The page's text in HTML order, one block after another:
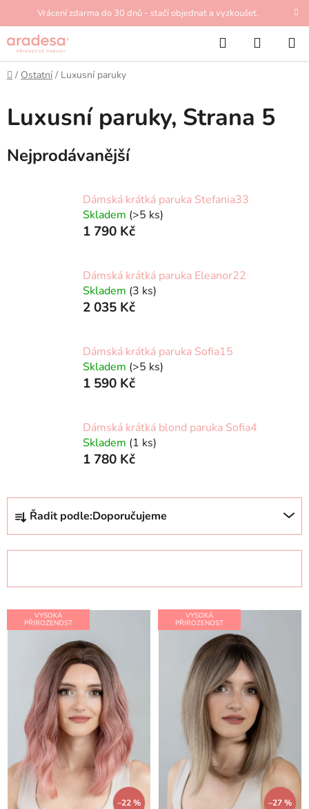
obsah
Vrácení zdarma do 30 dnů - stačí objednat a vyzkoušet.
Hledat
KOŠÍK
Domů
/ Ostatní / Luxusní paruky
Luxusní paruky, Strana 5
Nejprodávanější
Dámská krátká paruka Stefania33
Skladem (>5 ks)
1 790 Kč
Dámská krátká paruka Eleanor22
Skladem (3 ks)
2 035 Kč
Dámská krátká paruka Sofia15
Skladem (>5 ks)
1 590 Kč
Dámská krátká blond paruka Sofia4
Skladem (1 ks)
1 780 Kč
Ř
z
p
r
Řadit podle:Doporučujeme
V
ý
u
VYSOKÁ
PŘIROZENOST
–22 %
VYSOKÁ
PŘIROZENOST
–27 %